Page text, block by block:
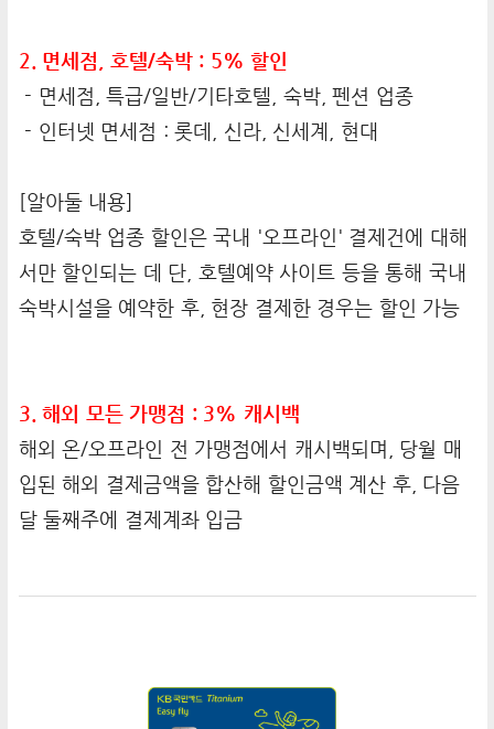
2. 면세점, 호텔/숙박 : 5% 할인
- 면세점, 특급/일반/기타호텔, 숙박, 펜션 업종
- 인터넷 면세점 : 롯데, 신라, 신세계, 현대
[알아둘 내용]
호텔/숙박 업종 할인은 국내 '오프라인' 결제건에 대해
서만 할인되는 데 단, 호텔예약 사이트 등을 통해 국내
숙박시설을 예약한 후, 현장 결제한 경우는 할인 가능
3. 해외 모든 가맹점 : 3% 캐시백
해외 온/오프라인 전 가맹점에서 캐시백되며, 당월 매
입된 해외 결제금액을 합산해 할인금액 계산 후, 다음
달 둘째주에 결제계좌 입금